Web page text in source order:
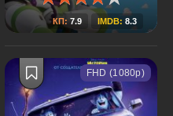
КП: 7.9 IMDB: 8.3
FHD (1080p)